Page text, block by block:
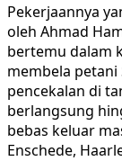
Pekerjaannya
oleh Ahmad
bertemu dalam
membela petani
pencekalan di
berlangsung
bebas keluar
Enschede,